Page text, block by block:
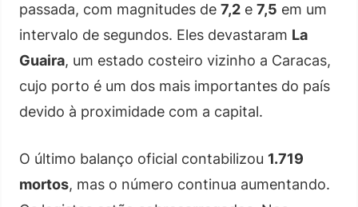
passada, com magnitudes de 7,2 e 7,5 em um
intervalo de segundos. Eles devastaram La
Guaira, um estado costeiro vizinho a Caracas,
cujo porto é um dos mais importantes do país
devido à proximidade com a capital.
O último balanço oficial contabilizou 1.719
mortos, mas o número continua aumentando.